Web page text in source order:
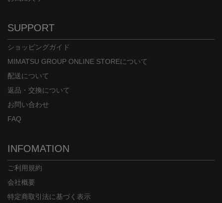
SUPPORT
ショッピングガイド
MIMATSU GROUP ONLINE STOREについて
配送について
返品・交換について
お問い合わせ
FAQ
INFOMATION
ご利用規約
会社概要
特定商取引法に基づく表示